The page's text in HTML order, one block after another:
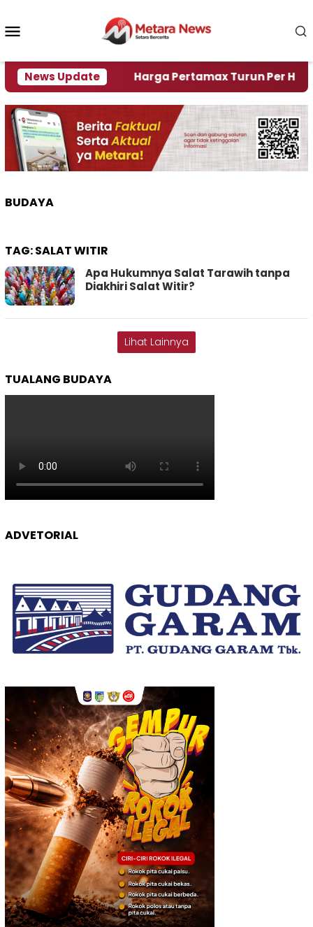
konten
News Update
Krisi Air Harga Pertamax Turun Per Hari Ini,
BUDAYA
TAG:SALAT WITIR
Apa Hukumnya Salat Tarawih tanpa
Diakhiri Salat Witir?
Lihat Lainnya
TUALANG BUDAYA
ADVETORIAL